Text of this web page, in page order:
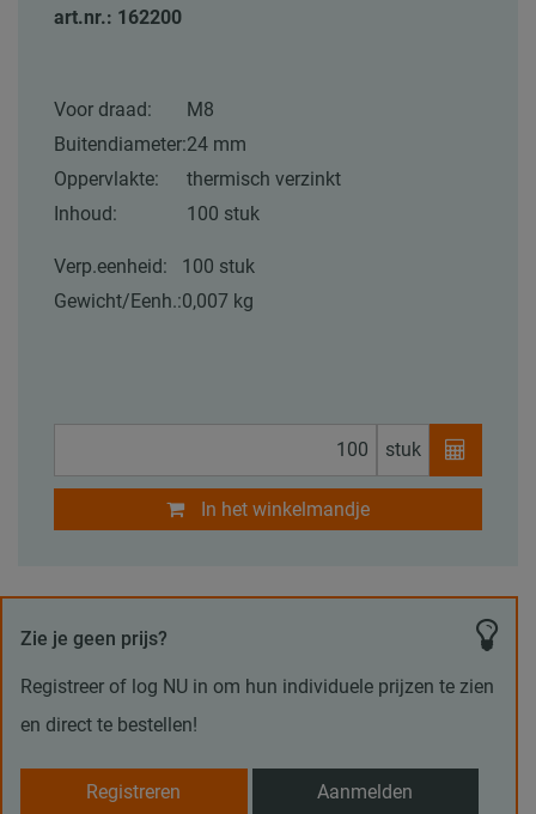
art.nr.: 162200
Voor draad:
M8
Buitendiameter:24 mm
Oppervlakte:
thermisch verzinkt
Inhoud:
100 stuk
Verp.eenheid:
100 stuk
Gewicht/Eenh.:0,007 kg
stuk
In het winkelmandje
Zie je geen prijs?
Registreer of log NU in om hun individuele prijzen te zien
en direct te bestellen!
Registreren Aanmelden